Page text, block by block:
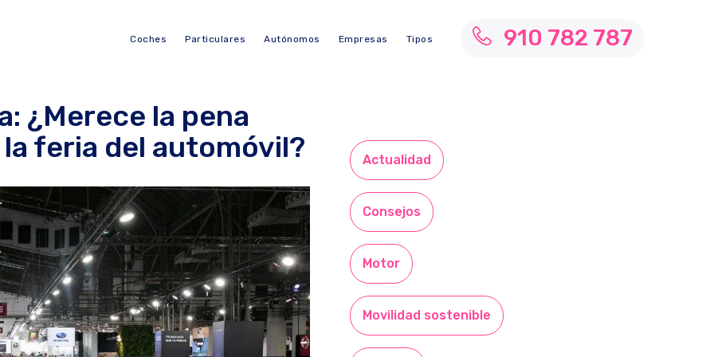
Coches Particulares Autónomos Empresas Tipos 910 782 787
¿Merece la pena
feria del automóvil?
Actualidad
Consejos
Motor
Movilidad sostenible